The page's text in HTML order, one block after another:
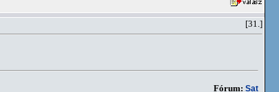
[31.]
Fórum: Sat